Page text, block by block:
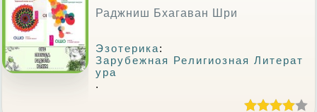
Раджниш Бхагаван Шри
Эзотерика:
Зарубежная Религиозная Литерат
Ура
.